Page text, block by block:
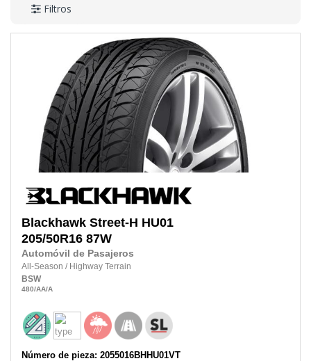
Filtros
Blackhawk Street-H HU01
205/50R16 87W
Automóvil de Pasajeros
All-Season / Highway Terrain
BSW
480/AA/A
Número de pieza: 2055016BHHU01VT